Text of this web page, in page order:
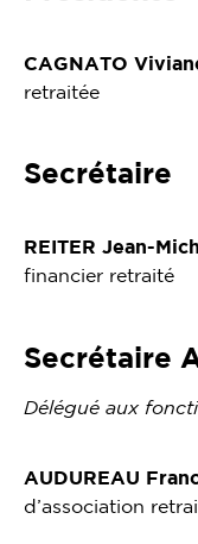
CAGNATO
retraitée
Secrétaire
REITER Jean-
financier retraité
Secrétaire
Délégué aux
AUDUREAU
d’association